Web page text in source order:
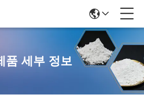
품 세부 정보